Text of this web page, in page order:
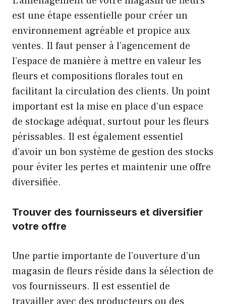
est une étape essentielle pour créer un
environnement agréable et propice aux
ventes. Il faut penser à l’agencement de
l’espace de manière à mettre en valeur les
fleurs et compositions florales tout en
facilitant la circulation des clients. Un point
important est la mise en place d’un espace
de stockage adéquat, surtout pour les fleurs
périssables. Il est également essentiel
d’avoir un bon système de gestion des stocks
pour éviter les pertes et maintenir une offre
diversifiée.
Trouver des fournisseurs et diversifier
votre offre
Une partie importante de l’ouverture d’un
magasin de fleurs réside dans la sélection de
vos fournisseurs. Il est essentiel de
travailler avec des producteurs ou des